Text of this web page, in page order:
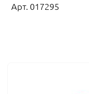
Арт. 017295